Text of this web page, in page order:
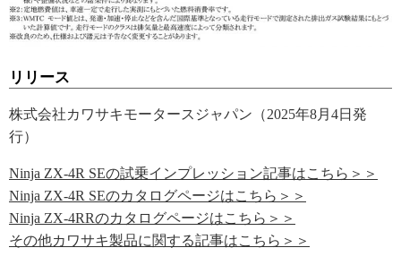
リリース
株式会社カワサキモータースジャパン（2025年8月4日発
行）
Ninja ZX-4R SEの試乗インプレッション記事はこちら＞＞
Ninja ZX-4R SEのカタログページはこちら＞＞
Ninja ZX-4RRのカタログページはこちら＞＞
その他カワサキ製品に関する記事はこちら＞＞